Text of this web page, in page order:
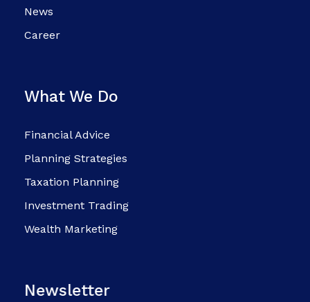
News
Career
What We Do
Financial Advice
Planning Strategies
Taxation Planning
Investment Trading
Wealth Marketing
Newsletter